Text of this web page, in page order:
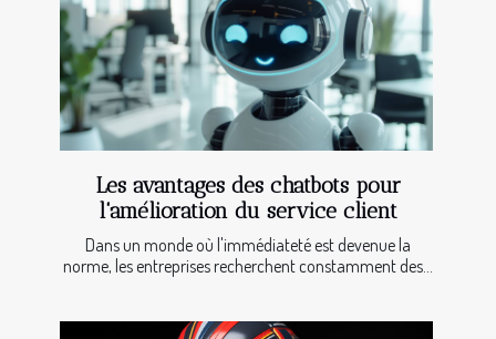
Les avantages des chatbots pour
l'amélioration du service client
Dans un monde où l'immédiateté est devenue la
norme, les entreprises recherchent constamment des...